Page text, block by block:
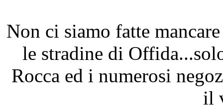
Non ci siamo fatte
le stradine di
Rocca ed i numerosi
il